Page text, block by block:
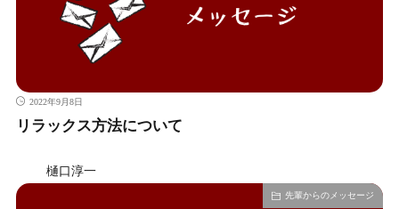
2022年9月8日
リラックス方法について
樋口淳一
先輩からのメッセージ